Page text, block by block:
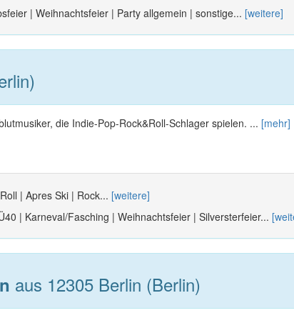
| Weihnachtsfeier | Party allgemein | sonstige... [weitere]
die Indie-Pop-Rock&Roll-Schlager spielen. ... [mehr]
| Apres Ski | Rock... [weitere]
| Karneval/Fasching | Weihnachtsfeier | Silversterfeier...
aus 12305 Berlin (Berlin)